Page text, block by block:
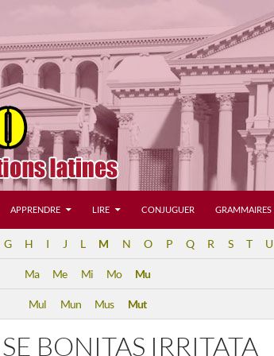
APPRENDRE LIRE CONJUGUER GRAMMAIRES
G H I J L M N O P Q R S T U
Ma Me Mi Mo Mu
Mul Mun Mus Mut
BONITAS IRRITATA